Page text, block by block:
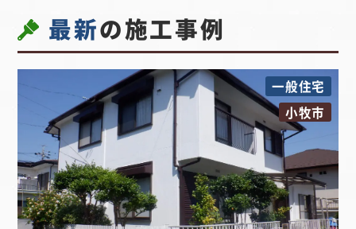
最新の施工事例
一般住宅
小牧市